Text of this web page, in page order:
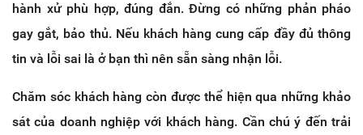
hành xử phù hợp, đúng đắn. Đừng có những phản pháo
gay gắt, bảo thủ. Nếu khách hàng cung cấp đầy đủ thông
tin và lỗi sai là ở bạn thì nên sẵn sàng nhận lỗi.
Chăm sóc khách hàng còn được thể hiện qua những khảo
sát của doanh nghiệp với khách hàng. Cần chú ý đến trải